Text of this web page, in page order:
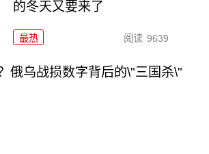
的冬天又要来了
最热 阅读 9639
俄乌战损数字背后的\"三国杀\"